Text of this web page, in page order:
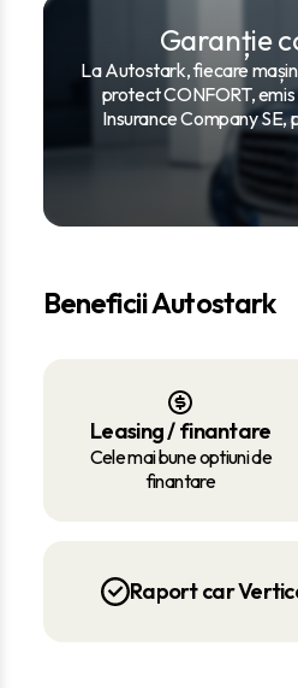
Garanție
La Autostark, fiecare
protect CONFORT, emis
Insurance Company
Beneficii Autostark
Leasing / finantare
Cele mai bune optiuni de
finantare
Raport car